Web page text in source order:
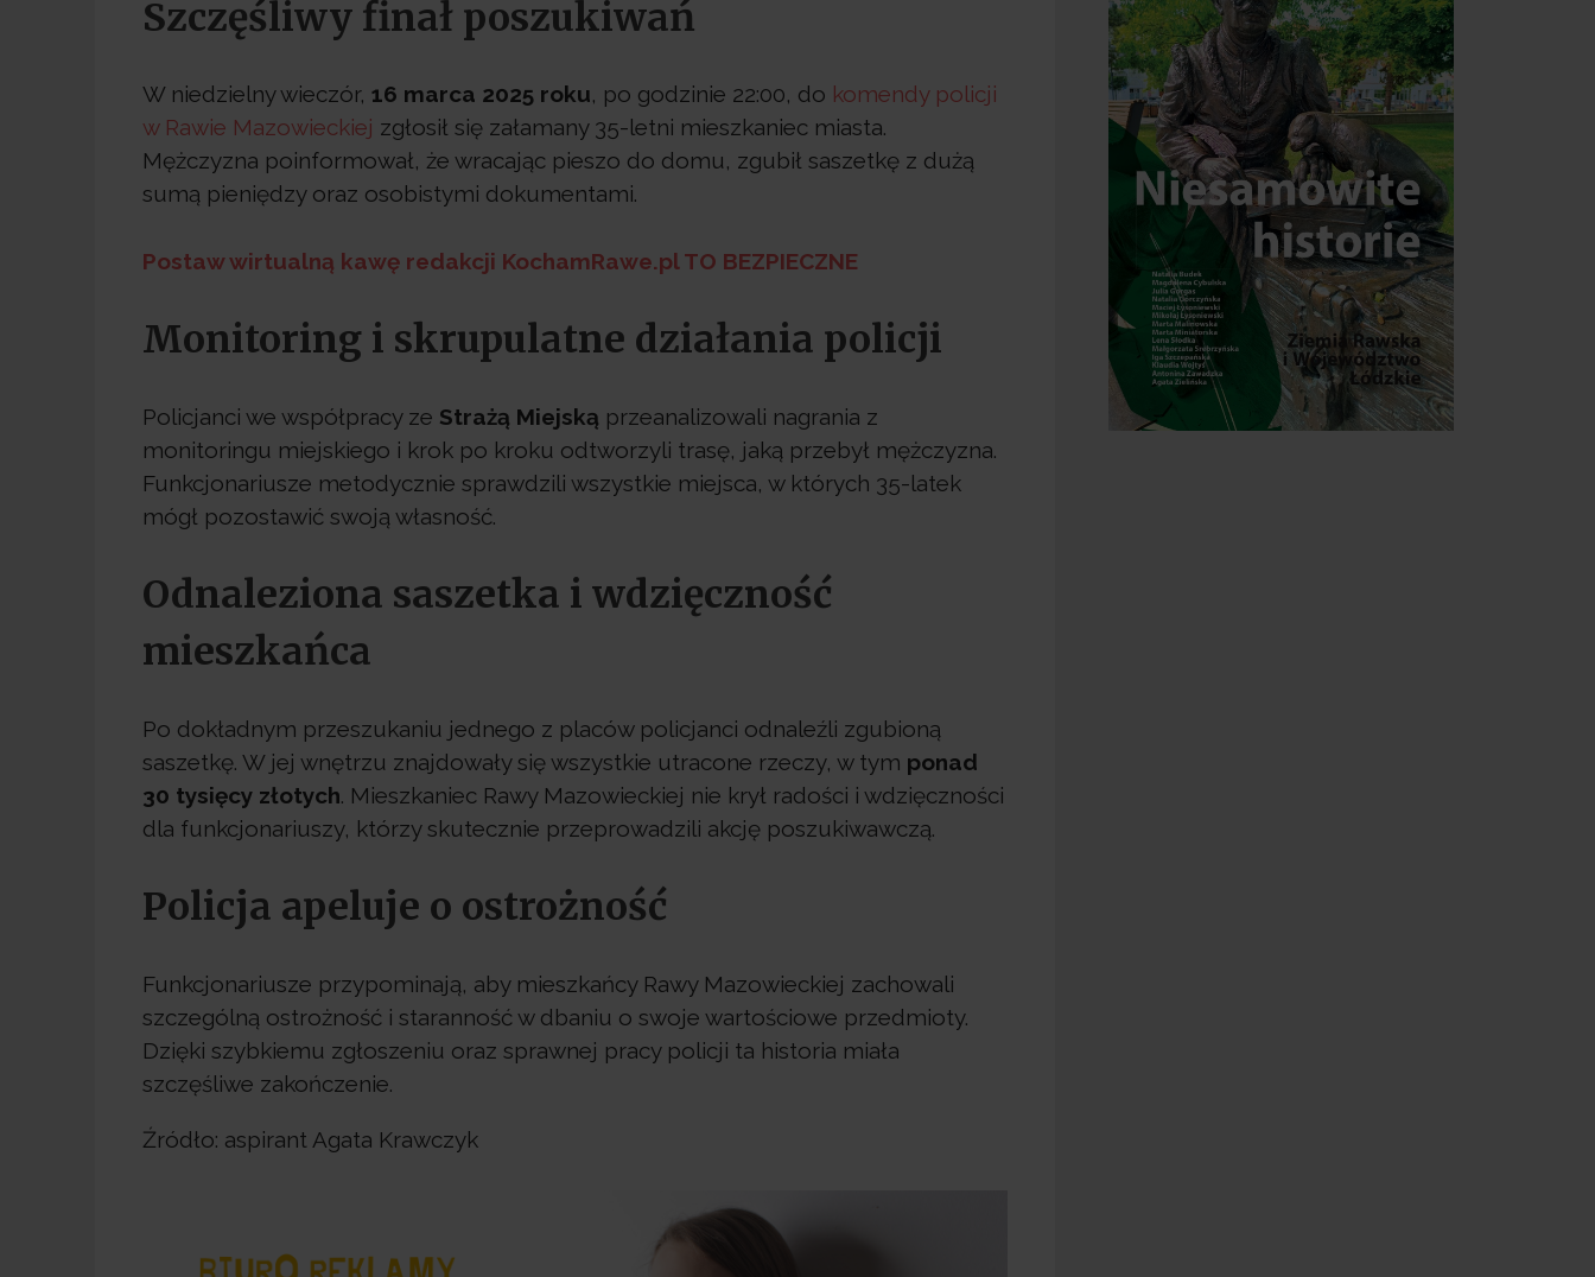
Szczęśliwy finał poszukiwań
W niedzielny wieczór, 16 marca 2025 roku, po godzinie 22:00, do komendy policji
w Rawie Mazowieckiej zgłosił się załamany 35-letni mieszkaniec miasta.
Mężczyzna poinformował, że wracając pieszo do domu, zgubił saszetkę z dużą
sumą pieniędzy oraz osobistymi dokumentami.
Postaw wirtualną kawę redakcji KochamRawe.pl TO BEZPIECZNE
Monitoring i skrupulatne działania policji
Policjanci we współpracy ze Strażą Miejską przeanalizowali nagrania z
monitoringu miejskiego i krok po kroku odtworzyli trasę, jaką przebył mężczyzna.
Funkcjonariusze metodycznie sprawdzili wszystkie miejsca, w których 35-latek
mógł pozostawić swoją własność.
Odnaleziona saszetka i wdzięczność
mieszkańca
Po dokładnym przeszukaniu jednego z placów policjanci odnaleźli zgubioną
saszetkę. W jej wnętrzu znajdowały się wszystkie utracone rzeczy, w tym ponad
30 tysięcy złotych. Mieszkaniec Rawy Mazowieckiej nie krył radości i wdzięczności
dla funkcjonariuszy, którzy skutecznie przeprowadzili akcję poszukiwawczą.
Policja apeluje o ostrożność
Funkcjonariusze przypominają, aby mieszkańcy Rawy Mazowieckiej zachowali
szczególną ostrożność i staranność w dbaniu o swoje wartościowe przedmioty.
Dzięki szybkiemu zgłoszeniu oraz sprawnej pracy policji ta historia miała
szczęśliwe zakończenie.
Źródło: aspirant Agata Krawczyk